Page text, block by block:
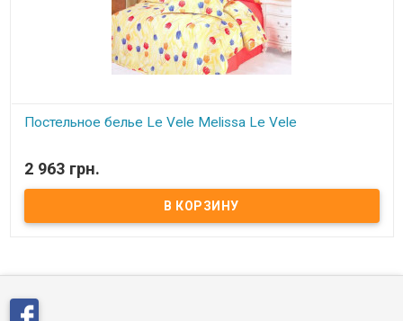
Постельное белье Le Vele Melissa Le Vele
Двуспальный евро комплект- жатый шёлк : пододеяльник:
200x220 см шёлк/сатин простынь: 240x260 см сатин 4 наволочки:
2 шт.70x70см+5см.шёлк + 2 шт.50*70см.сатин ткань: жатый шёлк/
сатин Производитель: Le Vele, Турция Упаковка: подарочная
коробка + пакет
2 963 грн.